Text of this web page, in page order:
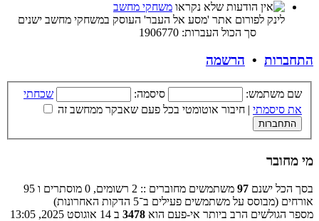
משחקי מחשב
לינק לפורום אתר 'מסע אל העבר' העוסק במשחקי מחשב ישנים
סך הכול העברות: 1906770
התחברות • הרשמה
שם משתמש: סיסמה:
שכחתי
את סיסמתי | חיבור אוטומטי בכל פעם שאבקר ממחשב זה
מי מחובר
בסך הכל ישנם 97
משתמשים מחוברים :: 2 רשומים, 0 מוסתרים ו 95
אורחים (מבוסס על משתמשים פעילים ב־5 הדקות האחרונות)
מספר הגולשים הרב ביותר אי-פעם הוא 3478 ב 14 אוגוסט 2025, 13:05